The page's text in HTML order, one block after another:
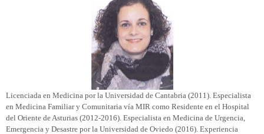
Licenciada en Medicina por la Universidad de Cantabria (2011). Especialista
en Medicina Familiar y Comunitaria vía MIR como Residente en el Hospital
del Oriente de Asturias (2012-2016). Especialista en Medicina de Urgencia,
Emergencia y Desastre por la Universidad de Oviedo (2016). Experiencia